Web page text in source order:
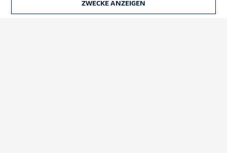
Rechtliche Hinweise Voreinstellungen verwalten
ZWECKE ANZEIGEN